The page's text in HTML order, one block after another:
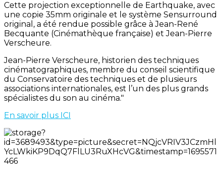
Cette projection exceptionnelle de Earthquake, avec
une copie 35mm originale et le système Sensurround
original, a été rendue possible grâce à Jean-René
Becquante (Cinémathèque française) et Jean-Pierre
Verscheure.
Jean-Pierre Verscheure, historien des techniques
cinématographiques, membre du conseil scientifique
du Conservatoire des techniques et de plusieurs
associations internationales, est l’un des plus grands
spécialistes du son au cinéma."
En savoir plus ICI